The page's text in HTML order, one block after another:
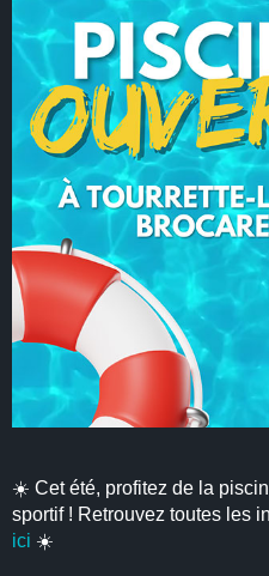
☀️ Cet été, profitez de la
sportif ! Retrouvez toutes les
ici ☀️